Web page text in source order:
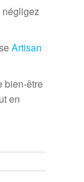
négligez
Artisan
bien-être
en